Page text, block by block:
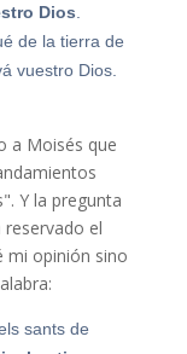
Dios
de la tierra de
vuestro Dios.
a Moisés que
Y la pregunta
el
mi opinión sino
sants de